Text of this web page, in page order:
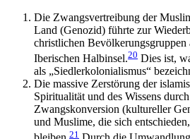
Die Zwangsvertreibung der
Land (Genozid) führte zur
christlichen Bevölkerungsgruppen
Iberischen Halbinsel.20 Dies ist,
als „Siedlerkolonialismus“
Die massive Zerstörung der
Spiritualität und des Wissens
Zwangskonversion (kultureller
und Muslime, die sich
21